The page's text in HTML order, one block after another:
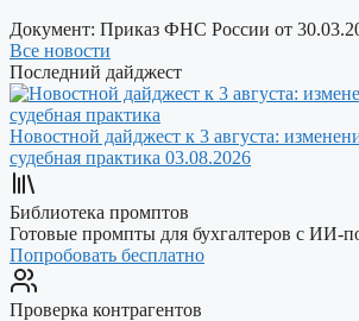
Документ: Приказ ФНС России от
Все новости
Последний дайджест
Новостной дайджест к 3 августа:
судебная практика 03.08.2026
Библиотека промптов
Готовые промпты для бухгалтеров с ИИ-
Попробовать бесплатно
Проверка контрагентов